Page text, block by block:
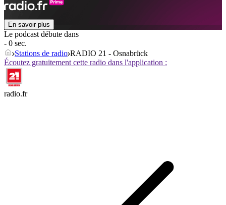
En savoir plus
Le podcast débute dans
- 0 sec.
Stations de radio RADIO 21 - Osnabrück
Écoutez gratuitement cette radio dans l'application :
radio.fr